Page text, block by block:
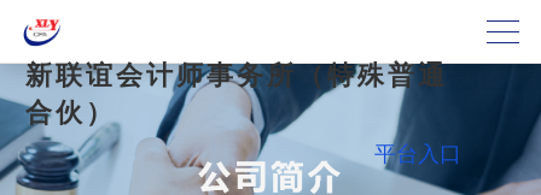
新联谊会计师事务所（特殊普通
合伙）
平台入口